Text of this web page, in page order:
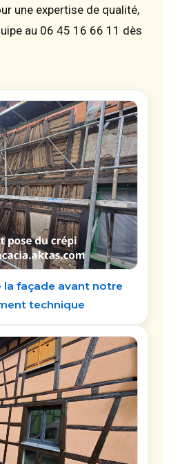
une expertise de qualité,
au 06 45 16 66 11 dès
la façade avant notre
technique